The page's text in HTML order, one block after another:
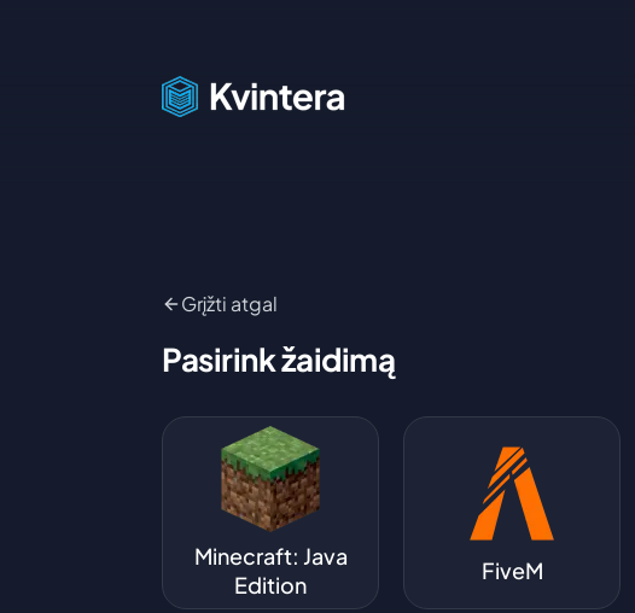
Grįžti atgal
Pasirink žaidimą
Minecraft: Java
Edition
FiveM